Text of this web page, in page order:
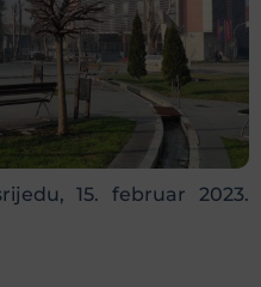
15. februar 2023.